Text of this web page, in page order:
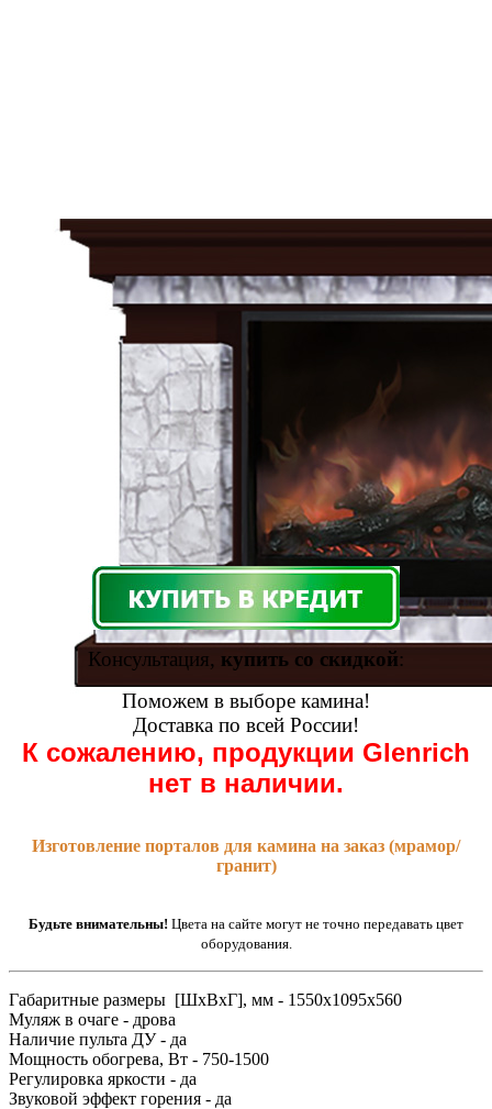
Консультация, купить со скидкой:
Поможем в выборе камина!
Доставка по всей России!
К сожалению, продукции Glenrich
нет в наличии.
Изготовление порталов для камина на заказ (мрамор/
гранит)
Будьте внимательны! Цвета на сайте могут не точно передавать цвет
оборудования.
Габаритные размеры [ШxВxГ], мм - 1550x1095x560
Муляж в очаге - дрова
Наличие пульта ДУ - да
Мощность обогрева, Вт - 750-1500
Регулировка яркости - да
Звуковой эффект горения - да